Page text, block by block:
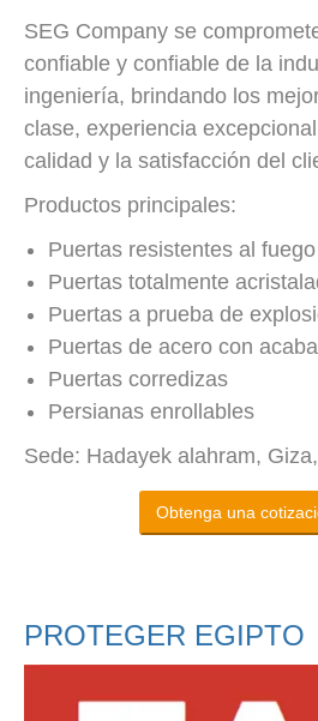
SEG Company se
confiable y confiable de la
ingeniería, brindando los
clase, experiencia
calidad y la satisfacción del
Productos principales:
Puertas resistentes al fuego
Puertas totalmente
Puertas a prueba de
Puertas de acero con
Puertas corredizas
Persianas enrollables
Sede: Hadayek alahram,
Obtenga una
PROTEGER EGIPTO